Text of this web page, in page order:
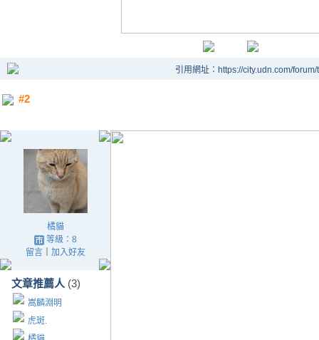
引用網址：https://city.udn.com/
#2
橘貓
等級：8
留言｜ 加入好友
文章推薦人 (3)
嵩麟淵明
虎斑.